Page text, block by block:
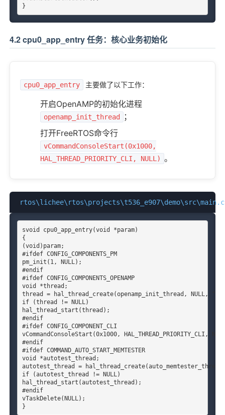
}
4.2 cpu0_app_entry 任务：核心业务初始化
cpu0_app_entry 主要做了以下工作：
开启OpenAMP的初始化进程
openamp_init_thread
；
打开FreeRTOS命令行
vCommandConsoleStart(0x1000,
HAL_THREAD_PRIORITY_CLI, NULL) 。
rtos\lichee\rtos\projects\t536_e907\demo\src\main.c
svoid cpu0_app_entry(void *param)
{
(void)param;
#ifdef CONFIG_COMPONENTS_PM
pm_init(1, NULL);
#endif
#ifdef CONFIG_COMPONENTS_OPENAMP
void *thread;
thread = hal_thread_create(openamp_init_thread, NULL,
if (thread != NULL)
hal_thread_start(thread);
#endif
#ifdef CONFIG_COMPONENT_CLI
vCommandConsoleStart(0x1000, HAL_THREAD_PRIORITY_CLI,
#endif
#ifdef COMMAND_AUTO_START_MEMTESTER
void *autotest_thread;
autotest_thread = hal_thread_create(auto_memtester_thread,
if (autotest_thread != NULL)
hal_thread_start(autotest_thread);
#endif
vTaskDelete(NULL);
}